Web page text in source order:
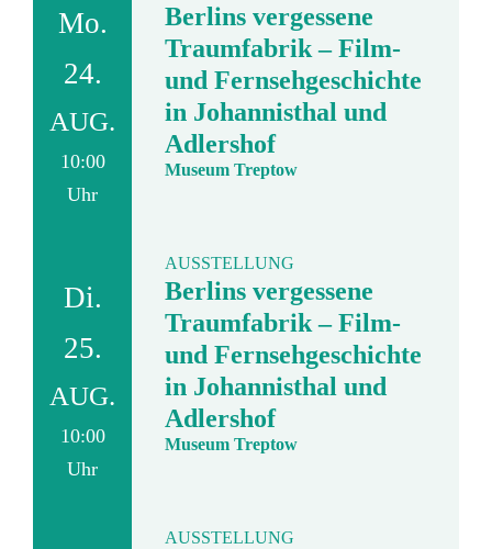
Mo.
24.
AUG.
10:00
Uhr
Berlins vergessene
Traumfabrik – Film-
und Fernsehgeschichte
in Johannisthal und
Adlershof
Museum Treptow
Di.
25.
AUG.
10:00
Uhr
AUSSTELLUNG
Berlins vergessene
Traumfabrik – Film-
und Fernsehgeschichte
in Johannisthal und
Adlershof
Museum Treptow
AUSSTELLUNG